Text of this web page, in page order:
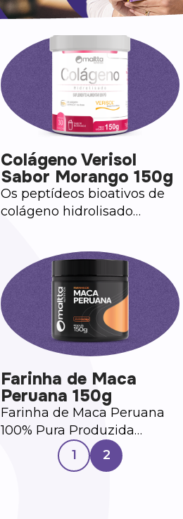
Colágeno Verisol
Sabor Morango 150g
Os peptídeos bioativos de
colágeno hidrolisado
pele.
Farinha de Maca
Peruana 150g
Farinha de Maca Peruana
100% Pura Produzida
exclusivamente a partir da
Maca Peruana, nossa
1 2